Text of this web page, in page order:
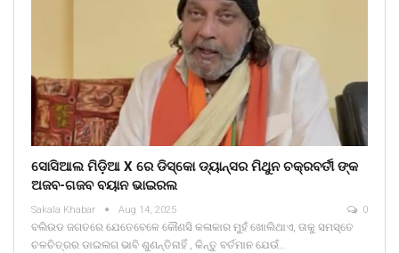
ସୋସିଆଲ ମିଡ଼ିଆ X ରେ ଡିସ୍କୋ ଡ୍ୟାନ୍ସର ମିଥୁନ ଚକ୍ରବର୍ତୀ ଙ୍କ
ଅଜବ-ଗଜବ ବୟାନ ଭାଇରଲ
Sakala Khabar Aug 14, 2025 0
ବଲିଉଡ ଜଗତରେ ଯେତେବେଳେ କୌଣସି କଳାକାର ମୁହଁ ଖୋଲିଥାଏ, ତାକୁ ସମସ୍ତେ
ଚଳଚିତ୍ରର ଡାଇଲଗ ଭାବି ଶୁଣନ୍ତିନାହିଁ , କିନ୍ତୁ ବର୍ତମାନ ଯେଉଁ…